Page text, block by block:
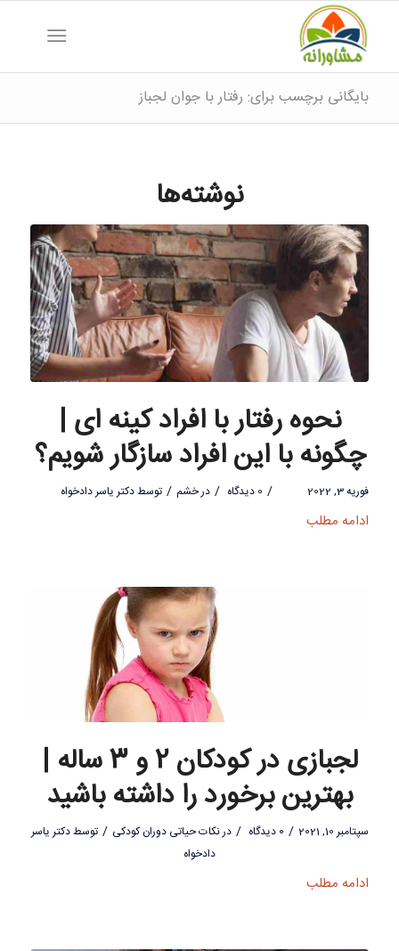
بایگانی برچسب برای: رفتار با جوان لجباز
نوشته‌ها
نحوه رفتار با افراد کینه ای |
چگونه با این افراد سازگار شویم؟
فوریه 3, 2022 / 0 دیدگاه / درخشم / توسطدکتر یاسر دادخواه
ادامه مطلب
لجبازی در کودکان 2 و 3 ساله |
بهترین برخورد را داشته باشید
سپتامبر 10, 2021 / 0 دیدگاه / درنکات حیاتی دوران کودکی / توسطدکتر یاسر
دادخواه
ادامه مطلب